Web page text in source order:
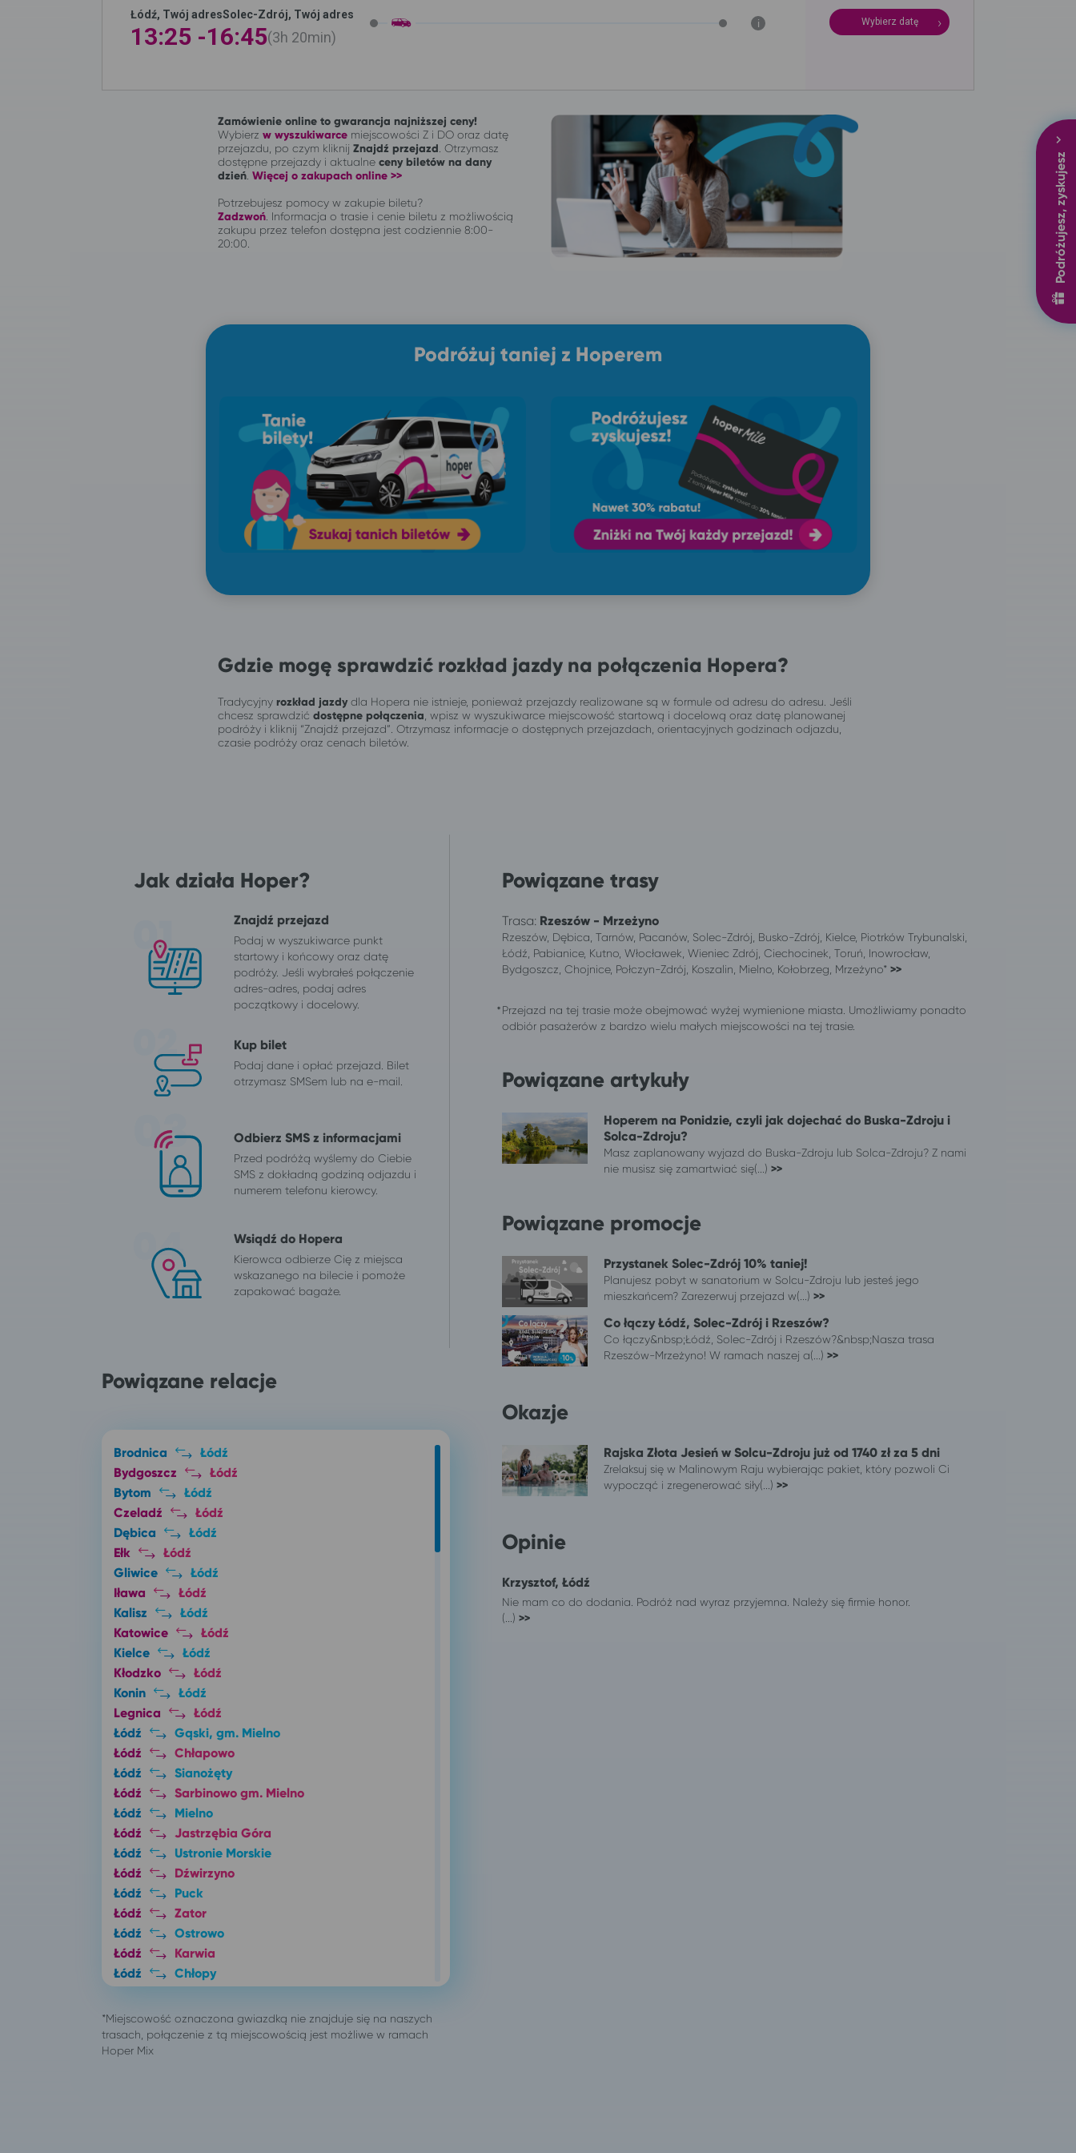
Podróżujesz, zyskujesz
Łódź, Twój adresSolec-Zdrój, Twój adres
13:25 -16:45 3h 20min
i Wybierz datę
Zamówienie online to gwarancja najniższej ceny!
Wybierz w wyszukiwarce miejscowości Z i DO oraz datę
przejazdu, po czym kliknij Znajdź przejazd . Otrzymasz
dostępne przejazdy i aktualne ceny biletów na dany
dzień Więcej o zakupach online >>
Potrzebujesz pomocy w zakupie biletu?
Zadzwoń Informacja o trasie i cenie biletu z możliwością
zakupu przez telefon dostępna jest codziennie 8:00-
20:00.
Podróżuj taniej z Hoperem
Gdzie mogę sprawdzić rozkład jazdy na połączenia Hopera?
Tradycyjny rozkład jazdydla Hopera nie istnieje, ponieważ przejazdy realizowane są w formule od adresu do adresu. Jeśli
chcesz sprawdzić dostępne połączenia , wpisz w wyszukiwarce miejscowość startową i docelową oraz datę planowanej
podróży i kliknij “Znajdź przejazd”. Otrzymasz informacje o dostępnych przejazdach, orientacyjnych godzinach odjazdu,
czasie podróży oraz cenach biletów.
Jak działa Hoper?
Znajdź przejazd
Podaj w wyszukiwarce punkt
startowy i końcowy oraz datę
podróży. Jeśli wybrałeś połączenie
adres-adres, podaj adres
początkowy i docelowy.
Kup bilet
Podaj dane i opłać przejazd. Bilet
otrzymasz SMSem lub na e-mail.
Odbierz SMS z informacjami
Przed podróżą wyślemy do Ciebie
SMS z dokładną godziną odjazdu i
numerem telefonu kierowcy.
Wsiądź do Hopera
Kierowca odbierze Cię z miejsca
wskazanego na bilecie i pomoże
zapakować bagaże.
Powiązane relacje
Brodnica
Łódź
Bydgoszcz
Łódź
Bytom
Łódź
Czeladź
Łódź
Dębica
Łódź
Ełk
Łódź
Gliwice
Łódź
Iława
Łódź
Kalisz
Łódź
Katowice
Łódź
Kielce
Łódź
Kłodzko
Łódź
Konin
Łódź
Legnica
Łódź
Łódź
Gąski, gm. Mielno
Łódź
Chłapowo
Łódź
Sianożęty
Łódź
Sarbinowo gm. Mielno
Łódź
Mielno
Łódź
Jastrzębia Góra
Łódź
Ustronie Morskie
Łódź
Dźwirzyno
Łódź
Puck
Łódź
Zator
Łódź
Ostrowo
Łódź
Karwia
Łódź
Chłopy
Łódź
Rogowo, pow. gryficki
Łódź
Darłówko
Łódź
Powiązane trasy
Trasa: Rzeszów - Mrzeżyno
Rzeszów, Dębica, Tarnów, Pacanów, Solec-Zdrój, Busko-Zdrój, Kielce, Piotrków Trybunalski,
Łódź, Pabianice, Kutno, Włocławek, Wieniec Zdrój, Ciechocinek, Toruń, Inowrocław,
Bydgoszcz, Chojnice, Połczyn-Zdrój, Koszalin, Mielno, Kołobrzeg, Mrzeżyno* >>
Przejazd na tej trasie może obejmować wyżej wymienione miasta. Umożliwiamy ponadto
odbiór pasażerów z bardzo wielu małych miejscowości na tej trasie.
Powiązane artykuły
Hoperem na Ponidzie, czyli jak dojechać do Buska-Zdroju i
Solca-Zdroju?
Masz zaplanowany wyjazd do Buska-Zdroju lub Solca-Zdroju? Z nami
nie musisz się zamartwiać się(...) >>
Powiązane promocje
Przystanek Solec-Zdrój 10% taniej!
Planujesz pobyt w sanatorium w Solcu-Zdroju lub jesteś jego
mieszkańcem? Zarezerwuj przejazd w(...) >>
Co łączy Łódź, Solec-Zdrój i Rzeszów?
Co łączy&nbsp;Łódź, Solec-Zdrój i Rzeszów?&nbsp;Nasza trasa
Rzeszów-Mrzeżyno! W ramach naszej a(...) >>
Okazje
Rajska Złota Jesień w Solcu-Zdroju już od 1740 zł za 5 dni
Zrelaksuj się w Malinowym Raju wybierając pakiet, który pozwoli Ci
wypocząć i zregenerować siły(...) >>
Opinie
Krzysztof, Łódź
Nie mam co do dodania. Podróż nad wyraz przyjemna. Należy się firmie honor.
(...) >>